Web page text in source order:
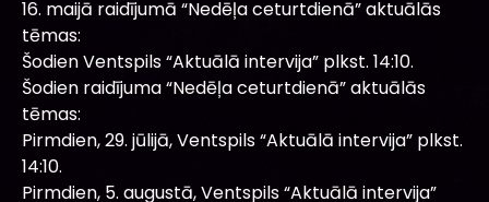
16. maijā raidījumā “Nedēļa ceturtdienā” aktuālās
tēmas:
Šodien Ventspils “Aktuālā intervija” plkst. 14:10.
Šodien raidījuma “Nedēļa ceturtdienā” aktuālās
tēmas:
Pirmdien, 29. jūlijā, Ventspils “Aktuālā intervija” plkst.
14:10.
Pirmdien, 5. augustā, Ventspils “Aktuālā intervija”